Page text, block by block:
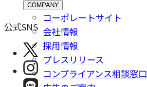
COMPANY
コーポレートサイト
会社情報
採⽤情報
プレスリリース
コンプライアンス相談窓⼝
公式SNS